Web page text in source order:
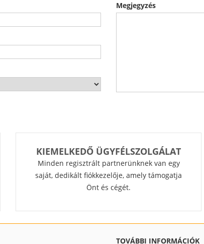
Megjegyzés
KIEMELKEDŐ ÜGYFÉLSZOLGÁLAT
Minden regisztrált partnerünknek van egy
saját, dedikált fiókkezelője, amely támogatja
Önt és cégét.
TOVÁBBI INFORMÁCIÓK